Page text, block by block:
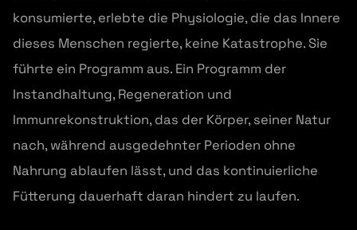
konsumierte, erlebte die Physiologie, die das Innere
dieses Menschen regierte, keine Katastrophe. Sie
führte ein Programm aus. Ein Programm der
Instandhaltung, Regeneration und
Immunrekonstruktion, das der Körper, seiner Natur
nach, während ausgedehnter Perioden ohne
Nahrung ablaufen lässt, und das kontinuierliche
Fütterung dauerhaft daran hindert zu laufen.